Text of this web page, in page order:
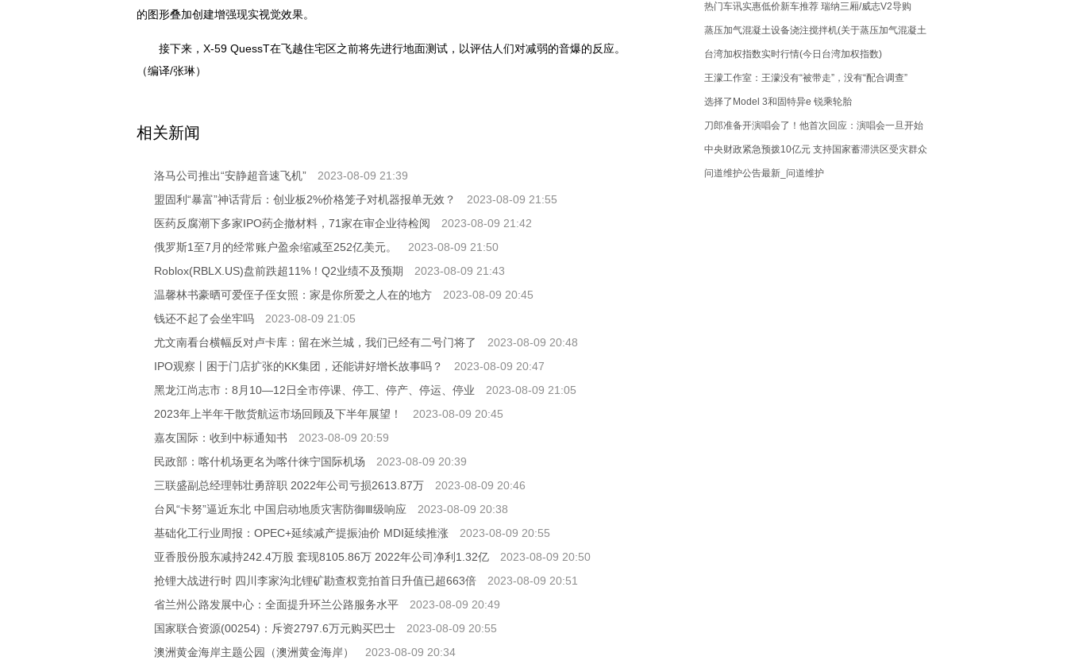
的图形叠加创建增强现实视觉效果。
接下来，X-59 QuessT在飞越住宅区之前将先进行地面测试，以评估人们对减弱的音爆的反应。
（编译/张琳）
相关新闻
洛马公司推出“安静超音速飞机”
2023-08-09 21:39
盟固利“暴富”神话背后：创业板2%价格笼子对机器报单无效？
2023-08-09 21:55
医药反腐潮下多家IPO药企撤材料，71家在审企业待检阅
2023-08-09 21:42
俄罗斯1至7月的经常账户盈余缩减至252亿美元。
2023-08-09 21:50
Roblox(RBLX.US)盘前跌超11%！Q2业绩不及预期
2023-08-09 21:43
温馨林书豪晒可爱侄子侄女照：家是你所爱之人在的地方
2023-08-09 20:45
钱还不起了会坐牢吗
2023-08-09 21:05
尤文南看台横幅反对卢卡库：留在米兰城，我们已经有二号门将了
2023-08-09 20:48
IPO观察丨困于门店扩张的KK集团，还能讲好增长故事吗？
2023-08-09 20:47
黑龙江尚志市：8月10—12日全市停课、停工、停产、停运、停业
2023-08-09 21:05
2023年上半年干散货航运市场回顾及下半年展望！
2023-08-09 20:45
嘉友国际：收到中标通知书
2023-08-09 20:59
民政部：喀什机场更名为喀什徕宁国际机场
2023-08-09 20:39
三联盛副总经理韩壮勇辞职 2022年公司亏损2613.87万
2023-08-09 20:46
台风“卡努”逼近东北 中国启动地质灾害防御Ⅲ级响应
2023-08-09 20:38
基础化工行业周报：OPEC+延续减产提振油价 MDI延续推涨
2023-08-09 20:55
亚香股份股东减持242.4万股 套现8105.86万 2022年公司净利1.32亿
2023-08-09 20:50
抢锂大战进行时 四川李家沟北锂矿勘查权竞拍首日升值已超663倍
2023-08-09 20:51
省兰州公路发展中心：全面提升环兰公路服务水平
2023-08-09 20:49
国家联合资源(00254)：斥资2797.6万元购买巴士
2023-08-09 20:55
澳洲黄金海岸主题公园（澳洲黄金海岸）
2023-08-09 20:34
分只用正确方式打球
热门车讯实惠低价新车推荐 瑞纳三厢/威志V2导购
蒸压加气混凝土设备浇注搅拌机(关于蒸压加气混凝土
设备浇注搅拌机简述)
台湾加权指数实时行情(今日台湾加权指数)
王濛工作室：王濛没有“被带走”，没有“配合调查”
选择了Model 3和固特异e 锐乘轮胎
刀郎准备开演唱会了！他首次回应：演唱会一旦开始
会一直做下去！
中央财政紧急预拨10亿元 支持国家蓄滞洪区受灾群众
尽快恢复正常生产生活秩序
问道维护公告最新_问道维护